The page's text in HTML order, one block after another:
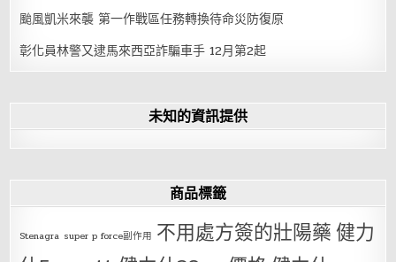
颱風凱米來襲 第一作戰區任務轉換待命災防復原
彰化員林警又逮馬來西亞詐騙車手 12月第2起
未知的資訊提供
商品標籤
Stenagra super p force副作用 不用處方簽的壯陽藥健力